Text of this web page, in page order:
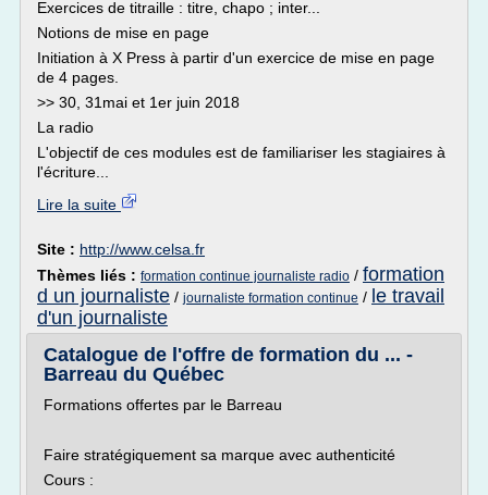
Exercices de titraille : titre, chapo ; inter...
Notions de mise en page
Initiation à X Press à partir d'un exercice de mise en page
de 4 pages.
>> 30, 31mai et 1er juin 2018
La radio
L'objectif de ces modules est de familiariser les stagiaires à
l'écriture...
Lire la suite
Site : http://www.celsa.fr
Thèmes liés : formation continue journaliste radio / formation
d un journaliste / journaliste formation continue / le travail
d'un journaliste
Catalogue de l'offre de formation du ... -
Barreau du Québec
Formations offertes par le Barreau
Faire stratégiquement sa marque avec authenticité
Cours :